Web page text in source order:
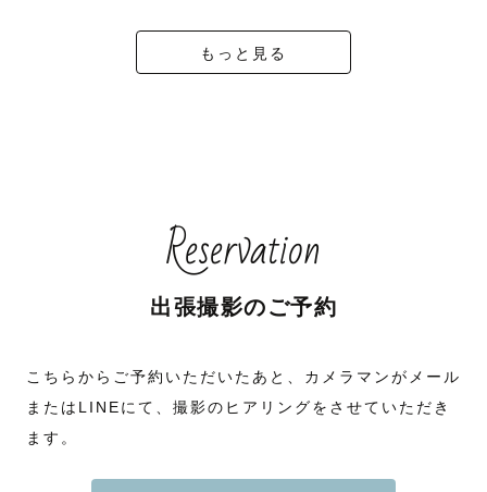
もっと見る
Reservation
出張撮影のご予約
こちらからご予約いただいたあと、カメラマンがメール
またはLINEにて、撮影のヒアリングをさせていただき
ます。